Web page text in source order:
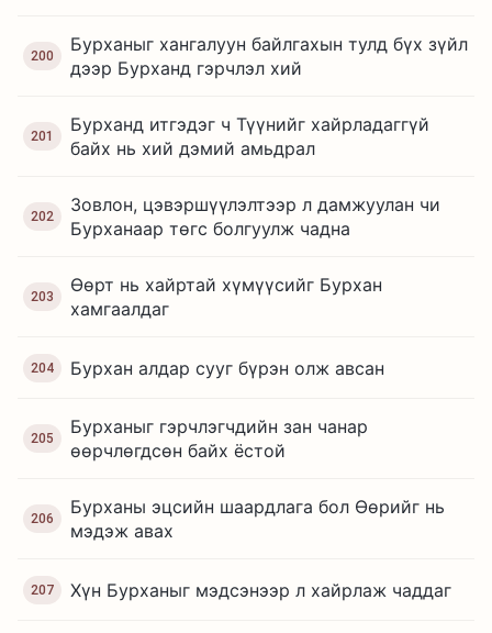
200
Бурханыг хангалуун байлгахын тулд бүх зүйл
дээр Бурханд гэрчлэл хий
201
Бурханд итгэдэг ч Түүнийг хайрладаггүй
байх нь хий дэмий амьдрал
202
Зовлон, цэвэршүүлэлтээр л дамжуулан чи
Бурханаар төгс болгуулж чадна
203
Өөрт нь хайртай хүмүүсийг Бурхан
хамгаалдаг
204 Бурхан алдар сууг бүрэн олж авсан
205
Бурханыг гэрчлэгчдийн зан чанар
өөрчлөгдсөн байх ёстой
206
Бурханы эцсийн шаардлага бол Өөрийг нь
мэдэж авах
207 Хүн Бурханыг мэдсэнээр л хайрлаж чаддаг